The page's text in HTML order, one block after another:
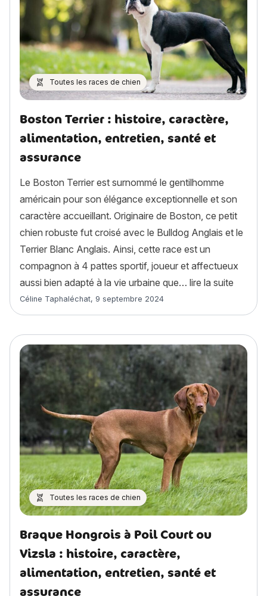
Toutes les races de chien
Boston Terrier : histoire, caractère,
alimentation, entretien, santé et
assurance
Le Boston Terrier est surnommé le gentilhomme
américain pour son élégance exceptionnelle et son
caractère accueillant. Originaire de Boston, ce petit
chien robuste fut croisé avec le Bulldog Anglais et le
Terrier Blanc Anglais. Ainsi, cette race est un
compagnon à 4 pattes sportif, joueur et affectueux
aussi bien adapté à la vie urbaine que… lire la suite
Article rédigé par
Céline Taphaléchat, 9 septembre 2024
Toutes les races de chien
Braque Hongrois à Poil Court ou
Vizsla : histoire, caractère,
alimentation, entretien, santé et
assurance